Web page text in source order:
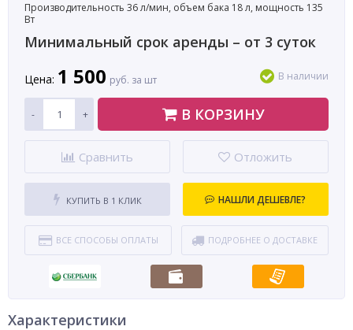
Производительность 36 л/мин, объем бака 18 л, мощность 135
Вт
Минимальный срок аренды – от 3 суток
Цена: 1 500 руб. за шт В наличии
- + В КОРЗИНУ
Сравнить Отложить
КУПИТЬ В 1 КЛИК НАШЛИ ДЕШЕВЛЕ?
ВСЕ СПОСОБЫ ОПЛАТЫ ПОДРОБНЕЕ О ДОСТАВКЕ
Характеристики